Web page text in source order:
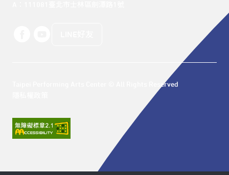
Taipei Performing Arts Center © All Rights Reserved